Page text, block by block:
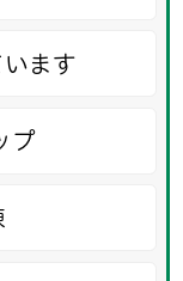
ます
プ